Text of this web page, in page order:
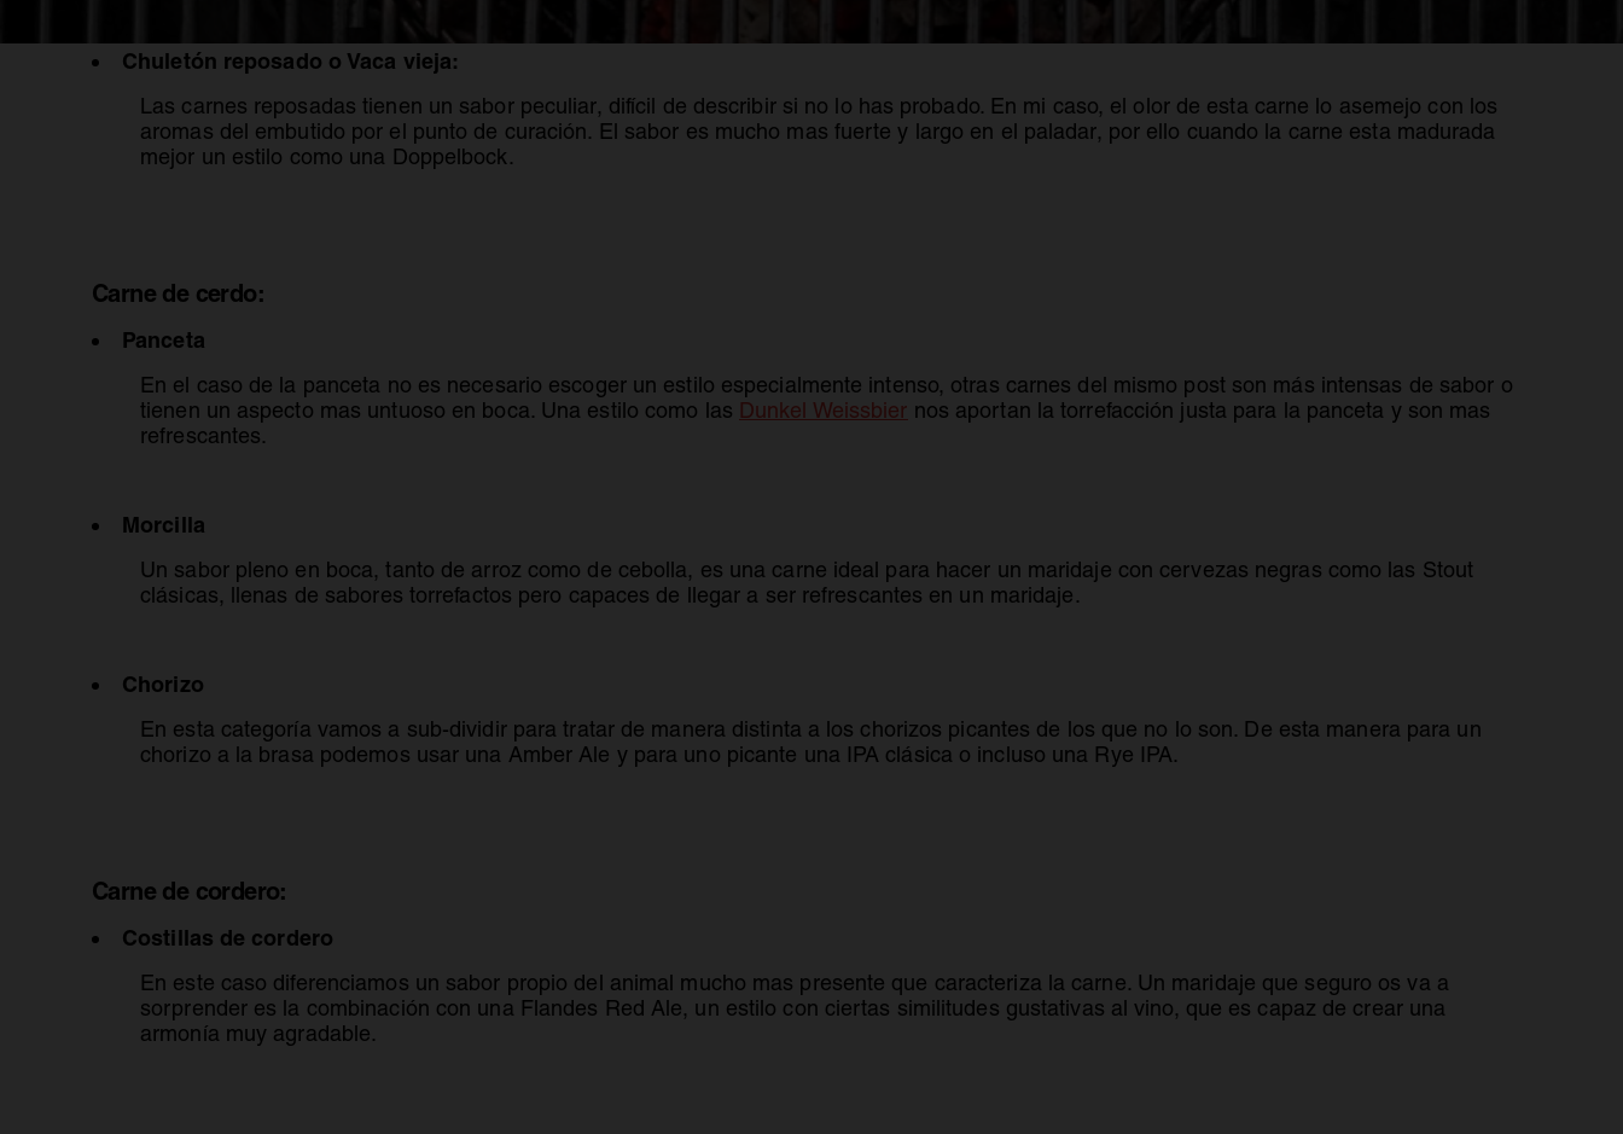
Chuletón reposado o Vaca vieja:
Las carnes reposadas tienen un sabor peculiar, difícil de describir si no lo has probado. En mi caso, el olor de esta carne lo asemejo con los
aromas del embutido por el punto de curación. El sabor es mucho mas fuerte y largo en el paladar, por ello cuando la carne esta madurada
mejor un estilo como una Doppelbock.
Carne de cerdo:
Panceta
En el caso de la panceta no es necesario escoger un estilo especialmente intenso, otras carnes del mismo post son más intensas de sabor o
tienen un aspecto mas untuoso en boca. Una estilo como las Dunkel Weissbier nos aportan la torrefacción justa para la panceta y son mas
refrescantes.
Morcilla
Un sabor pleno en boca, tanto de arroz como de cebolla, es una carne ideal para hacer un maridaje con cervezas negras como las Stout
clásicas, llenas de sabores torrefactos pero capaces de llegar a ser refrescantes en un maridaje.
Chorizo
En esta categoría vamos a sub-dividir para tratar de manera distinta a los chorizos picantes de los que no lo son. De esta manera para un
chorizo a la brasa podemos usar una Amber Ale y para uno picante una IPA clásica o incluso una Rye IPA.
Carne de cordero:
Costillas de cordero
En este caso diferenciamos un sabor propio del animal mucho mas presente que caracteriza la carne. Un maridaje que seguro os va a
sorprender es la combinación con una Flandes Red Ale, un estilo con ciertas similitudes gustativas al vino, que es capaz de crear una
armonía muy agradable.